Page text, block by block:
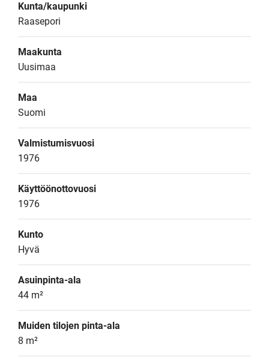
Kunta/kaupunki
Raasepori
Maakunta
Uusimaa
Maa
Suomi
Valmistumisvuosi
1976
Käyttöönottovuosi
1976
Kunto
Hyvä
Asuinpinta-ala
44 m²
Muiden tilojen pinta-ala
8 m²